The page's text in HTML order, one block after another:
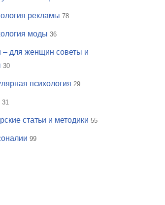
рекламы 78
моды 36
– для женщин советы и
30
психология 29
31
статьи и методики 55
99